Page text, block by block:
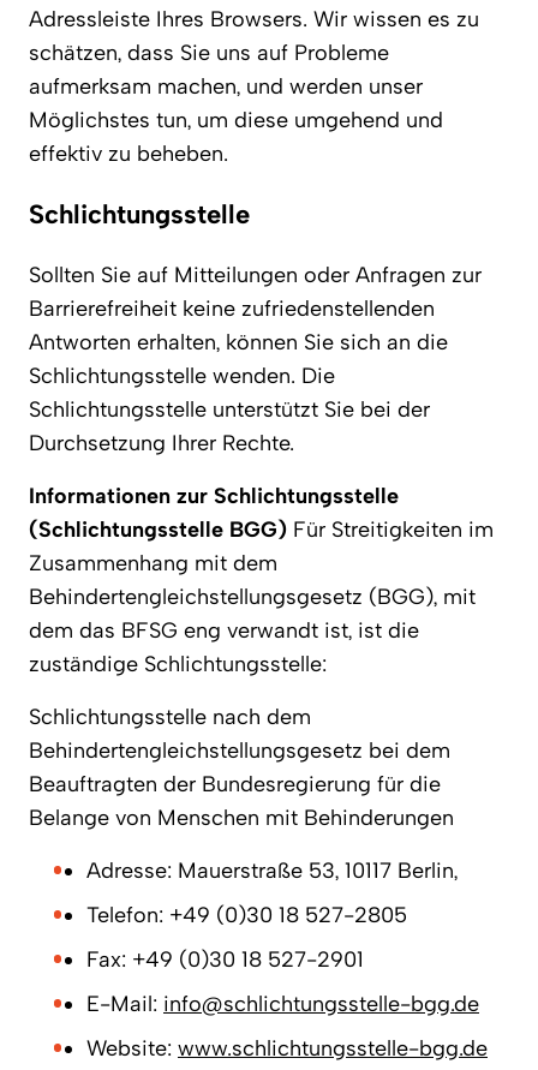
Adressleiste Ihres Browsers. Wir wissen es zu
schätzen, dass Sie uns auf Probleme
aufmerksam machen, und werden unser
Möglichstes tun, um diese umgehend und
effektiv zu beheben.
Schlichtungsstelle
Sollten Sie auf Mitteilungen oder Anfragen zur
Barrierefreiheit keine zufriedenstellenden
Antworten erhalten, können Sie sich an die
Schlichtungsstelle wenden. Die
Schlichtungsstelle unterstützt Sie bei der
Durchsetzung Ihrer Rechte.
Informationen zur Schlichtungsstelle
(Schlichtungsstelle BGG) Für Streitigkeiten im
Zusammenhang mit dem
Behindertengleichstellungsgesetz (BGG), mit
dem das BFSG eng verwandt ist, ist die
zuständige Schlichtungsstelle:
Schlichtungsstelle nach dem
Behindertengleichstellungsgesetz bei dem
Beauftragten der Bundesregierung für die
Belange von Menschen mit Behinderungen
Adresse: Mauerstraße 53, 10117 Berlin,
Telefon: +49 (0)30 18 527-2805
Fax: +49 (0)30 18 527-2901
E-Mail: info@schlichtungsstelle-bgg.de
Website: www.schlichtungsstelle-bgg.de